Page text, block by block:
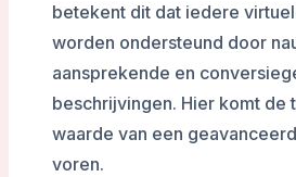
betekent dit dat iedere
worden ondersteund door
aansprekende en
beschrijvingen. Hier komt de
waarde van een
voren.